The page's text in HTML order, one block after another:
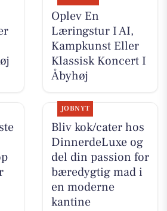
Oplev En
Læringstur I AI,
Kampkunst Eller
Klassisk Koncert I
Åbyhøj
JOBNYT
Bliv kok/cater hos
DinnerdeLuxe og
del din passion for
bæredygtig mad i
en moderne
kantine